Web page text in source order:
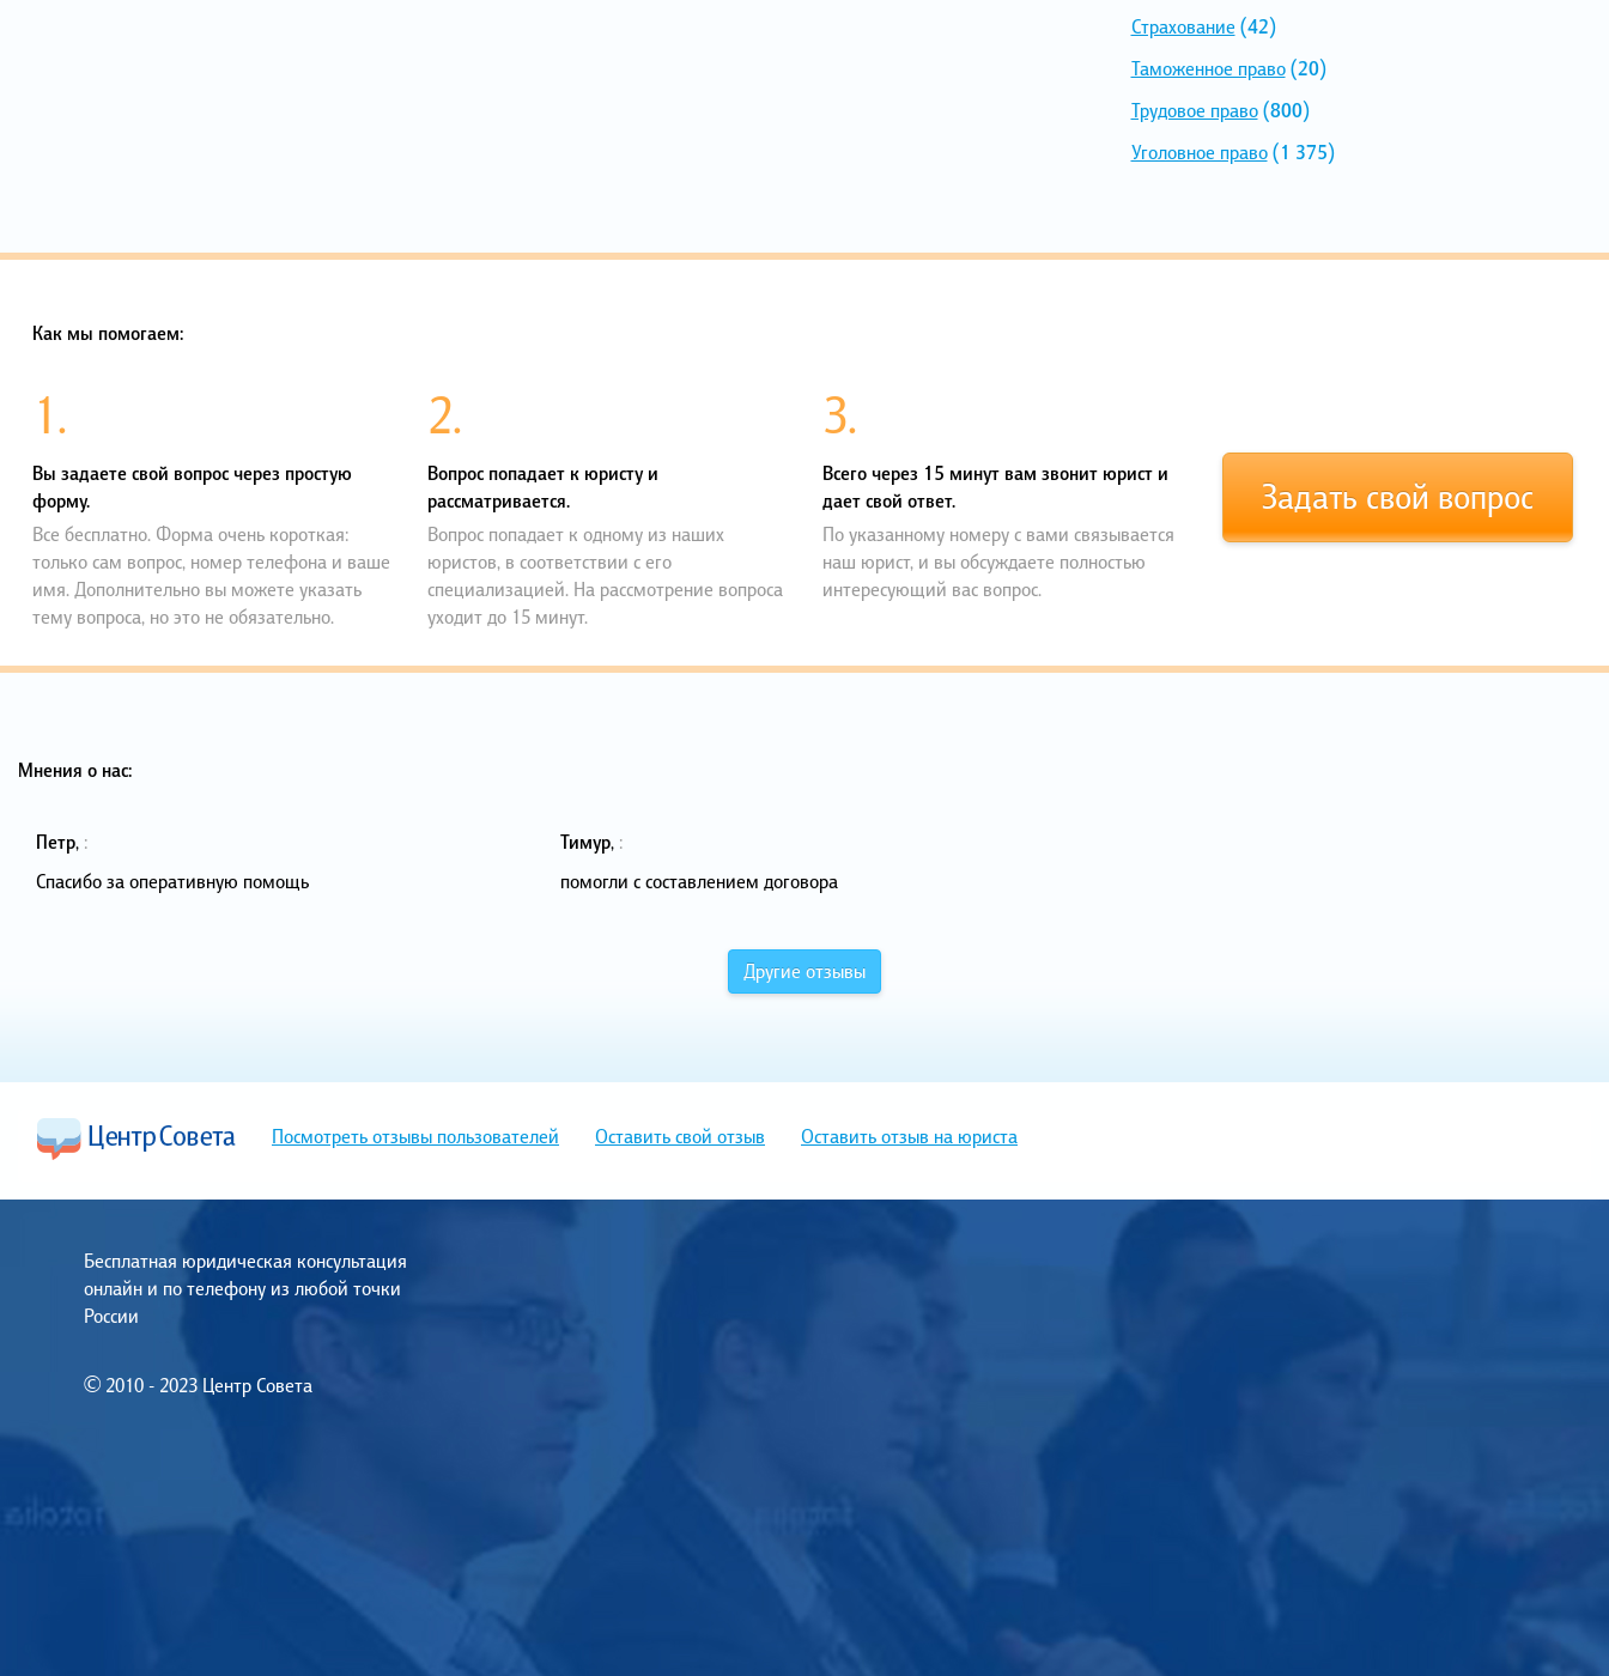
Страхование (42)
Таможенное право(20)
Трудовое право(800)
Уголовное право(1 375)
Как мы помогаем:
1.
Вы задаете свой вопрос через простую
форму.
Все бесплатно. Форма очень короткая:
только сам вопрос, номер телефона и ваше
имя. Дополнительно вы можете указать
тему вопроса, но это не обязательно.
2.
Вопрос попадает к юристу и
рассматривается.
Вопрос попадает к одному из наших
юристов, в соответствии с его
специализацией. На рассмотрение вопроса
уходит до 15 минут.
3.
Всего через 15 минут вам звонит юрист и
дает свой ответ.
По указанному номеру с вами связывается
наш юрист, и вы обсуждаете полностью
интересующий вас вопрос.
Задать свой вопрос
Мнения о нас:
Петр, :
Спасибо за оперативную помощь
Тимур, :
помогли с составлением договора
Другие отзывы
Посмотреть отзывы пользователей Оставить свой отзыв Оставить отзыв на юриста
Бесплатная юридическая консультация
онлайн и по телефону из любой точки
России
© 2010 - 2023 Центр Совета